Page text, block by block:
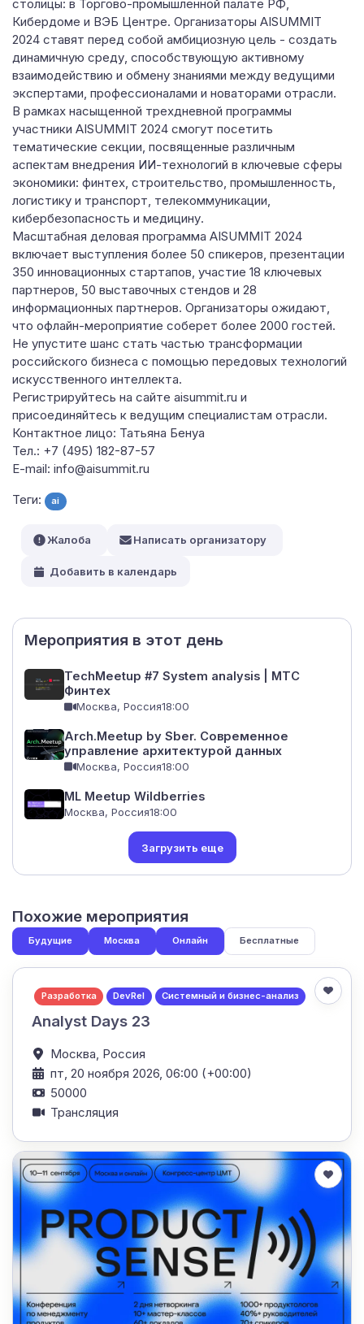
столицы: в Торгово-промышленной палате РФ,
Кибердоме и ВЭБ Центре. Организаторы AISUMMIT
2024 ставят перед собой амбициозную цель - создать
динамичную среду, способствующую активному
взаимодействию и обмену знаниями между ведущими
экспертами, профессионалами и новаторами отрасли.
В рамках насыщенной трехдневной программы
участники AISUMMIT 2024 смогут посетить
тематические секции, посвященные различным
аспектам внедрения ИИ-технологий в ключевые сферы
экономики: финтех, строительство, промышленность,
логистику и транспорт, телекоммуникации,
кибербезопасность и медицину.
Масштабная деловая программа AISUMMIT 2024
включает выступления более 50 спикеров, презентации
350 инновационных стартапов, участие 18 ключевых
партнеров, 50 выставочных стендов и 28
информационных партнеров. Организаторы ожидают,
что офлайн-мероприятие соберет более 2000 гостей.
Не упустите шанс стать частью трансформации
российского бизнеса с помощью передовых технологий
искусственного интеллекта.
Регистрируйтесь на сайте aisummit.ru и
присоединяйтесь к ведущим специалистам отрасли.
Контактное лицо: Татьяна Бенуа
Тел.: +7 (495) 182-87-57
Е-mail: info@aisummit.ru
Теги: ai
Мероприятия в этот день
TechMeetup #7 System analysis | МТС
Финтех
Москва, Россия18:00
Arch.Meetup by Sber. Современное
управление архитектурой данных
Москва, Россия18:00
ML Meetup Wildberries
Москва, Россия18:00
Загрузить еще
Жалоба Написать организатору
Добавить в календарь
Похожие мероприятия
Будущие Москва Онлайн Бесплатные
Разработка DevRel Системный и бизнес-анализ
Analyst Days 23
Москва, Россия
пт, 20 ноября 2026, 06:00 (+00:00)
50000
Трансляция